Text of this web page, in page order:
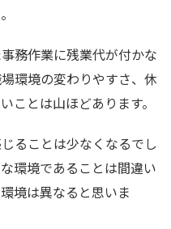
務作業に残業代が付かな
環境の変わりやすさ、休
ことは山ほどあります。
ることは少なくなるでし
環境であることは間違い
境は異なると思いま